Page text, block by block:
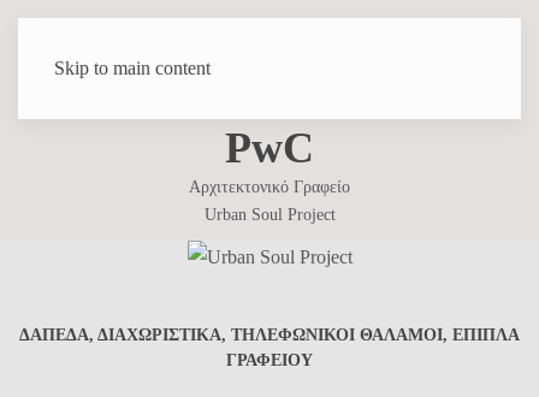
Skip to main content
PwC
Αρχιτεκτονικό Γραφείο
Urban Soul Project
ΔΑΠΕΔΑ, ΔΙΑΧΩΡΙΣΤΙΚΑ, ΤΗΛΕΦΩΝΙΚΟΙ ΘΑΛΑΜΟΙ, ΕΠΙΠΛΑ
ΓΡΑΦΕΙΟΥ